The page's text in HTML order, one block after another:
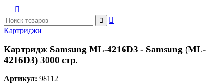



Картриджи
Картридж Samsung ML-4216D3 - Samsung (ML-
4216D3) 3000 стр.
Артикул: 98112